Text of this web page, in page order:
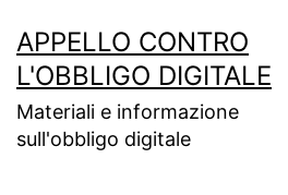
contenuto
APPELLO CONTRO
L'OBBLIGO DIGITALE
Materiali e informazione
sull'obbligo digitale